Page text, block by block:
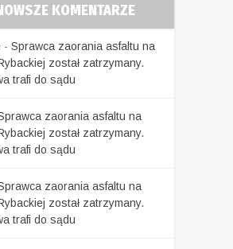
KOMENTARZE
- Sprawca zaorania asfaltu na
został zatrzymany.
trafi do sądu
zaorania asfaltu na
został zatrzymany.
trafi do sądu
zaorania asfaltu na
został zatrzymany.
trafi do sądu